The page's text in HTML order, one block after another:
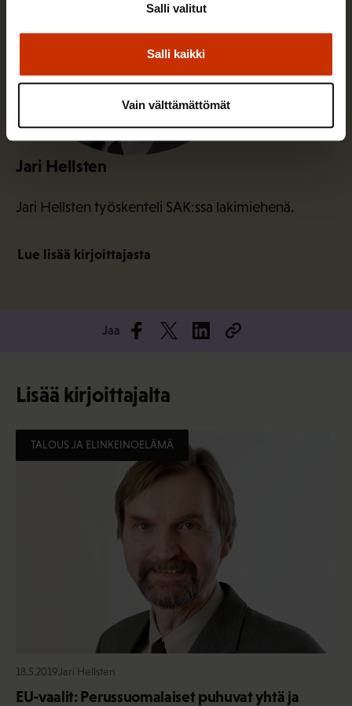
Salli kaikki
Salli valitut
Vain välttämättömät
Jari Hellsten
Jari Hellsten työskenteli SAK:ssa lakimiehenä.
Lue lisää kirjoittajasta
Jaa
Lisää kirjoittajalta
TALOUS JA ELINKEINOELÄMÄ
18.5.2019 Jari Hellsten
EU-vaalit: Perussuomalaiset puhuvat yhtä ja